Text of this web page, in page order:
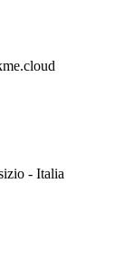
- Italia